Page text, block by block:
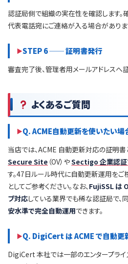
認証局側で組織の実在性を確認します。
代表電話宛にご連絡が入る場合がありま
STEP 6 ── 証明書発行
審査完了後、管理者用メールアドレスへ
よくあるご質問
Q. ACME自動更新を使いたい場
当店では、ACME 自動更新対応の証明書
Secure Site （OV）やSectigo 企業認証
す。47日ルール時代に自動更新運用をご
としてご参考ください。なお、FujiSSL は
ブ対応している業界でも稀な認証局で、
安水準で完全自動運用できます。
Q. DigiCert は ACME で自動更
DigiCert 本社では一部のエンタープラ